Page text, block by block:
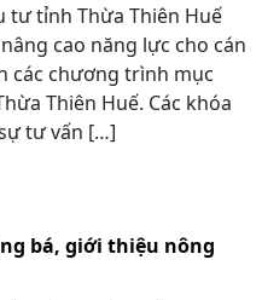
tư tỉnh Thừa Thiên Huế
cao năng lực cho cán
các chương trình mục
Thiên Huế. Các khóa
tư vấn […]
bá, giới thiệu nông